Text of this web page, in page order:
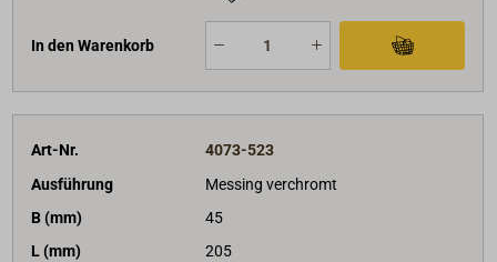
In den Warenkorb
Art-Nr.
4073-523
Ausführung
Messing verchromt
B (mm)
45
L (mm)
205